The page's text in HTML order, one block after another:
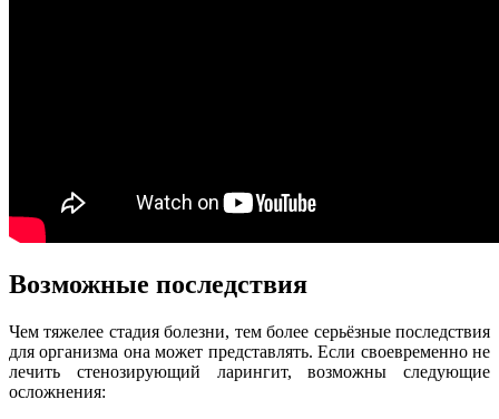
Возможные последствия
Чем тяжелее стадия болезни, тем более серьёзные последствия
для организма она может представлять. Если своевременно не
лечить стенозирующий ларингит, возможны следующие
осложнения: